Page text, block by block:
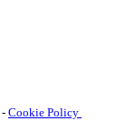
- Cookie Policy